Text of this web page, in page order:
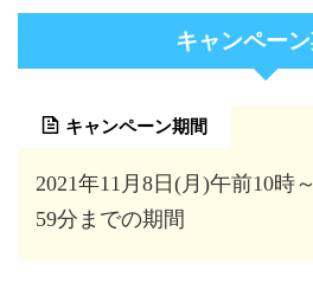
キャンペー
キャンペーン期間
2021年11月8日(月)午前10時
59分までの期間